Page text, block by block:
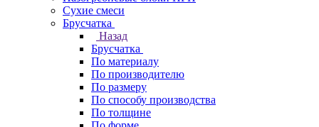
Сухие смеси
Брусчатка
Назад
Брусчатка
По материалу
По производителю
По размеру
По способу производства
По толщине